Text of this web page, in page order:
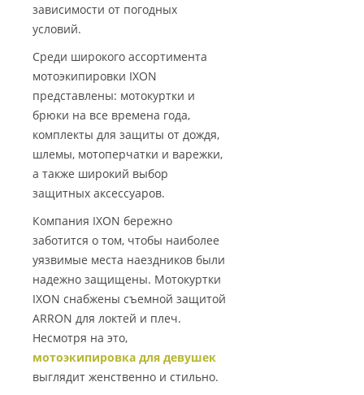
зависимости от погодных
условий.
Среди широкого ассортимента
мотоэкипировки IXON
представлены: мотокуртки и
брюки на все времена года,
комплекты для защиты от дождя,
шлемы, мотоперчатки и варежки,
а также широкий выбор
защитных аксессуаров.
Компания IXON бережно
заботится о том, чтобы наиболее
уязвимые места наездников были
надежно защищены. Мотокуртки
IXON снабжены съемной защитой
ARRON для локтей и плеч.
Несмотря на это,
мотоэкипировка для девушек
выглядит женственно и стильно.